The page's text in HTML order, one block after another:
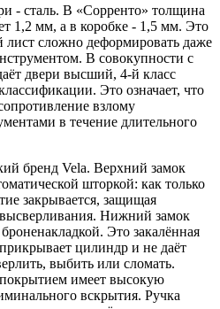
- сталь. В «Сорренто» толщина
1,2 мм, а в коробке - 1,5 мм. Это
лист сложно деформировать даже
В совокупности с
двери высший, 4-й класс
Это означает, что
взлому
в течение длительного
бренд Vela. Верхний замок
шторкой: как только
закрывается, защищая
Нижний замок
Это закалённая
цилиндр и не даёт
выбить или сломать.
имеет высокую
вскрытия. Ручка